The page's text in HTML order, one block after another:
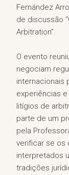
Fernández
de discussão
Arbitration”.
O evento
negociam
internacionais
experiências
litígios de
parte de um
pela
verificar se os
interpretados
tradições